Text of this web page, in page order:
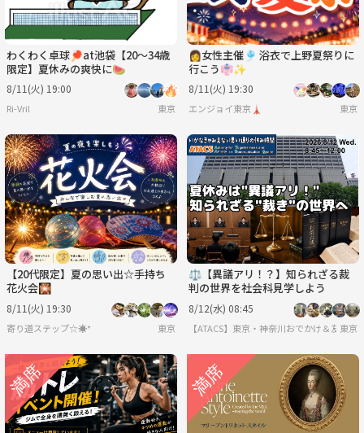
わくわく卓球🏓at池袋【20〜34歳
限定】夏休みの爽快に🍉
8/11(火) 19:00
Ri-Vril 東京
👩女性主催🎐 浴衣で上野夏祭りに
行こう👘✨
8/11(火) 19:30
エンジョイ東京🗼 東京
【20代限定】夏の思い出☆手持ち
花火会🎇
8/11(火) 19:30
寄り道ステップ☆☀︎* 東京
⚖️【異議アリ！？】知られざる裁
判の世界を社会科見学しよう
8/12(水) 08:45
【ATACS】東京・神奈川おでかけ＆友達
東京